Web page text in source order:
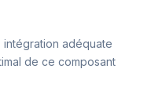
adéquate
de ce composant